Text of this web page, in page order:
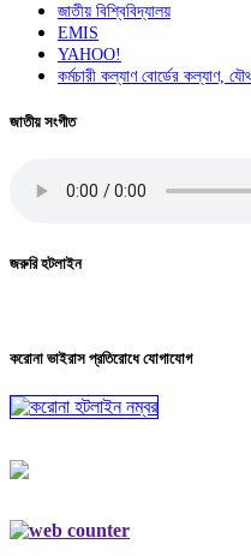
জাতীয় বিশ্বিবিদ্যালয়
EMIS
YAHOO!
কর্মচারী কল্যাণ বোর্ডের কল্যাণ,
জাতীয় সংগীত
জরুরি হটলাইন
করোনা ভাইরাস প্রতিরোধে যোগাযোগ